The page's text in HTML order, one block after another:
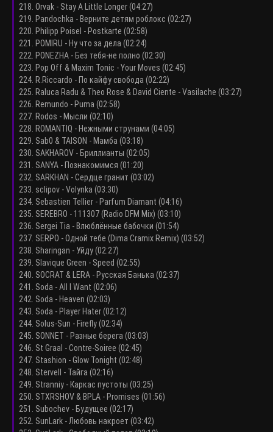
218. Orvak - Stay A Little Longer (04:27)
219. Pandochka - Верните детям роблокс (02:27)
220. Philipp Poisel - Postkarte (02:58)
221. POMIRU - Ну что за дела (02:24)
222. PONEZHA - Без тебя-не полно (02:30)
223. Pop Off & Maxim Tonic - Your Moves (02:45)
224. R.Riccardo - По кайфу свобода (02:22)
225. Raluca Radu & Theo Rose & David Ciente - Vasilache (03:27)
226. Remundo - Puma (02:58)
227. Rodos - Мысли (02:10)
228. ROMANTIQ - Нежными струнами (04:05)
229. Sab0 & TAISON - Мамба (03:18)
230. SAKHAROV - Бриллианты (02:05)
231. SANYA - Познакомимся (01:20)
232. SARKHAN - Сердце гранит (03:02)
233. sclipov - Volynka (03:30)
234. Sebastien Tellier - Parfum Diamant (04:16)
235. SEREBRO - 111307 (Radio DFM Mix) (03:10)
236. Sergei Tia - Влюблённые бабочки (01:54)
237. SERPO - Одной тебе (Dima Cramix Remix) (03:52)
238. Sharingan - Уйду (02:27)
239. Slavique Green - Speed (02:55)
240. SOCRAT & LERA - Русская Банька (02:37)
241. Soda - All I Want (02:06)
242. Soda - Heaven (02:03)
243. Soda - Player Hater (02:12)
244. Solus-Sun - Firefly (02:34)
245. SONNET - Разные берега (03:03)
246. St Graal - Contre-Soiree (02:45)
247. Stashion - Glow Tonight (02:48)
248. Stervell - Тайга (02:16)
249. Stranniy - Каркас пустоты (03:25)
250. STXRSHOV & BPLA - Promises (01:56)
251. Subochev - Будущее (02:17)
252. SunLark - Любовь накроет (03:42)